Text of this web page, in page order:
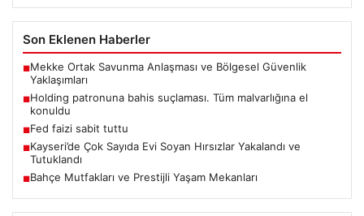
Son Eklenen Haberler
■Mekke Ortak Savunma Anlaşması ve Bölgesel Güvenlik
Yaklaşımları
■Holding patronuna bahis suçlaması. Tüm malvarlığına el
konuldu
■Fed faizi sabit tuttu
■Kayseri’de Çok Sayıda Evi Soyan Hırsızlar Yakalandı ve
Tutuklandı
■Bahçe Mutfakları ve Prestijli Yaşam Mekanları